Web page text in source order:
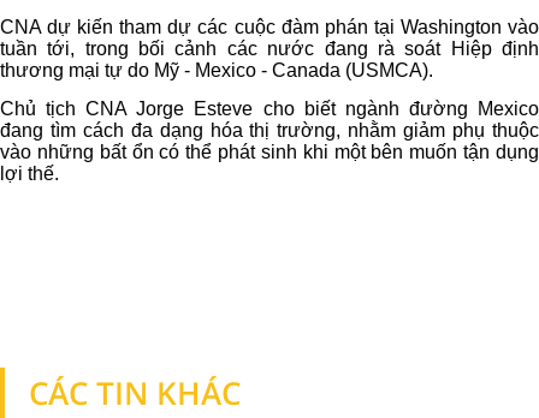
CNA dự kiến tham dự các cuộc đàm phán tại Washington vào
tuần tới, trong bối cảnh các nước đang rà soát Hiệp định
thương mại tự do Mỹ - Mexico - Canada (USMCA).
Chủ tịch CNA Jorge Esteve cho biết ngành đường Mexico
đang tìm cách đa dạng hóa thị trường, nhằm giảm phụ thuộc
vào những bất ổn có thể phát sinh khi một bên muốn tận dụng
lợi thế.
CÁC TIN KHÁC